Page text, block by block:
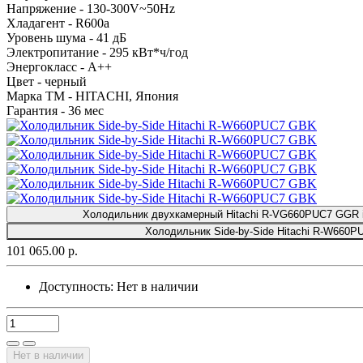
Напряжение - 130-300V~50Hz
Хладагент - R600а
Уровень шума - 41 дБ
Электропитание - 295 кВт*ч/год
Энергокласс - А++
Цвет - черный
Марка ТМ - HITACHI, Япония
Гарантия - 36 мес
Холодильник двухкамерный Hitachi R-VG660PUC7 GGR
Холодильник Side-by-Side Hitachi R-
101 065.00 р.
Доступность: Нет в наличии
Нет в наличии